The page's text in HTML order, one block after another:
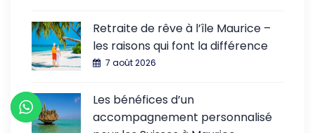
Retraite de rêve à l’île Maurice –
les raisons qui font la différence
7 août 2026
Les bénéfices d’un
accompagnement personnalisé